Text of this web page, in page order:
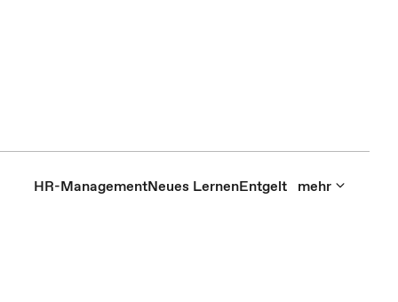
HR-ManagementNeues LernenEntgelt mehr